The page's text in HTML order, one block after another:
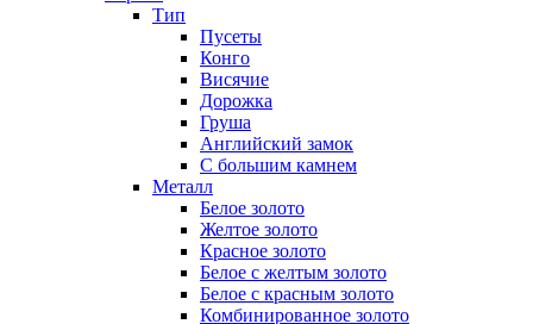
Тип
Пусеты
Конго
Висячие
Дорожка
Груша
Английский замок
С большим камнем
Металл
Белое золото
Желтое золото
Красное золото
Белое с желтым золото
Белое с красным золото
Комбинированное золото